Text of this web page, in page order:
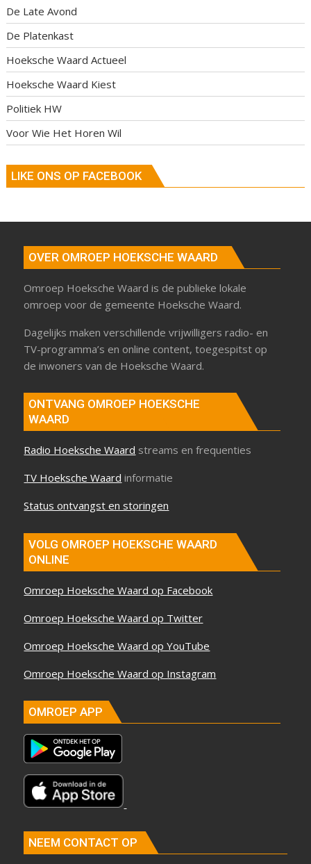
De Late Avond
De Platenkast
Hoeksche Waard Actueel
Hoeksche Waard Kiest
Politiek HW
Voor Wie Het Horen Wil
LIKE ONS OP FACEBOOK
OVER OMROEP HOEKSCHE WAARD
Omroep Hoeksche Waard is de publieke lokale
omroep voor de gemeente Hoeksche Waard.
Dagelijks maken verschillende vrijwilligers radio- en
TV-programma’s en online content, toegespitst op
de inwoners van de Hoeksche Waard.
ONTVANG OMROEP HOEKSCHE
WAARD
Radio Hoeksche Waard streams en frequenties
TV Hoeksche Waard informatie
Status ontvangst en storingen
VOLG OMROEP HOEKSCHE WAARD
ONLINE
Omroep Hoeksche Waard op Facebook
Omroep Hoeksche Waard op Twitter
Omroep Hoeksche Waard op YouTube
Omroep Hoeksche Waard op Instagram
OMROEP APP
NEEM CONTACT OP